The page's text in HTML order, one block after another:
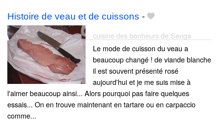
Histoire de veau et de cuissons -
cuisine des bonheurs de Senga
Le mode de cuisson du veau a
beaucoup changé ! de viande blanche
il est souvent présenté rosé
aujourd'hui et je me suis mise à
l'aimer beaucoup ainsi... Alors pourquoi pas faire quelques
essais... On en trouve maintenant en tartare ou en carpaccio
comme...